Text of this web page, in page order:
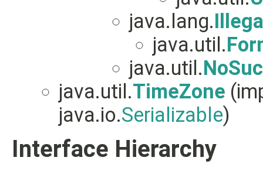
java.lang.
java.util.
java.util.
java.util.TimeZone
java.io.Serializable)
Interface Hierarchy